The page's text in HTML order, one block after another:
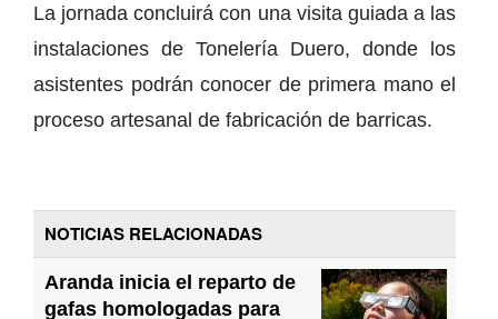
La jornada concluirá con una visita guiada a las
instalaciones de Tonelería Duero, donde los
asistentes podrán conocer de primera mano el
proceso artesanal de fabricación de barricas.
NOTICIAS RELACIONADAS
Aranda inicia el reparto de
gafas homologadas para